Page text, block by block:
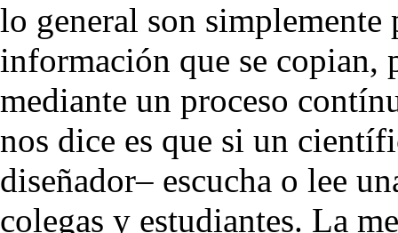
lo general son simplemente
información que se copian,
mediante un proceso
nos dice es que si un
diseñador– escucha o lee
colegas y estudiantes. La